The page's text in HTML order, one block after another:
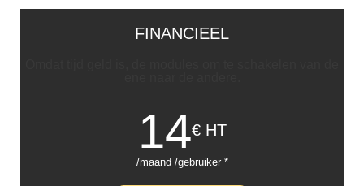
FINANCIEEL
14€ HT
/maand /gebruiker *